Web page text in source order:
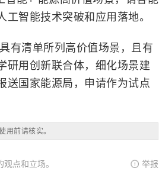
智能技术突破和应用落地。
有清单所列高价值场景，且有
研用创新联合体，细化场景建
送国家能源局，申请作为试点
前请核实。
点和立场。 举报